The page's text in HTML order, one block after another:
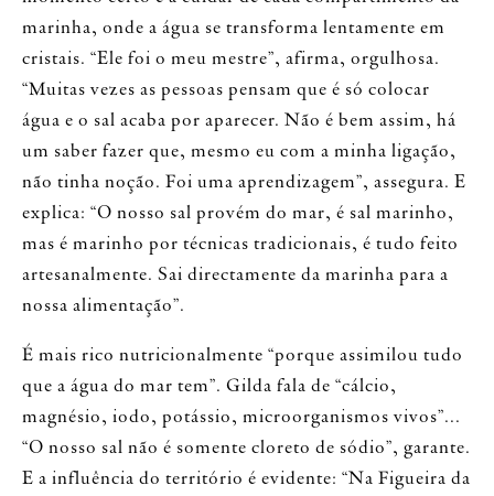
marinha, onde a água se transforma lentamente em
cristais. “Ele foi o meu mestre”, afirma, orgulhosa.
“Muitas vezes as pessoas pensam que é só colocar
água e o sal acaba por aparecer. Não é bem assim, há
um saber fazer que, mesmo eu com a minha ligação,
não tinha noção. Foi uma aprendizagem”, assegura. E
explica: “O nosso sal provém do mar, é sal marinho,
mas é marinho por técnicas tradicionais, é tudo feito
artesanalmente. Sai directamente da marinha para a
nossa alimentação”.
É mais rico nutricionalmente “porque assimilou tudo
que a água do mar tem”. Gilda fala de “cálcio,
magnésio, iodo, potássio, microorganismos vivos”...
“O nosso sal não é somente cloreto de sódio”, garante.
E a influência do território é evidente: “Na Figueira da